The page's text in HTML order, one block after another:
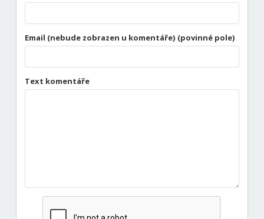
Email (nebude zobrazen u komentáře) (povinné pole)
Text komentáře